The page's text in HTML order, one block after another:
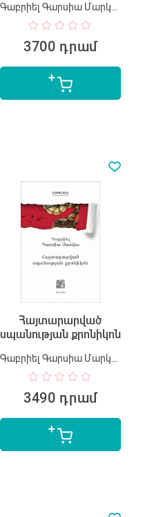
Գաբրիել Գարսիա Մարկես
3700 դրամ
Հայտարարված
սպանության քրոնիկոն
Գաբրիել Գարսիա Մարկես
3490 դրամ